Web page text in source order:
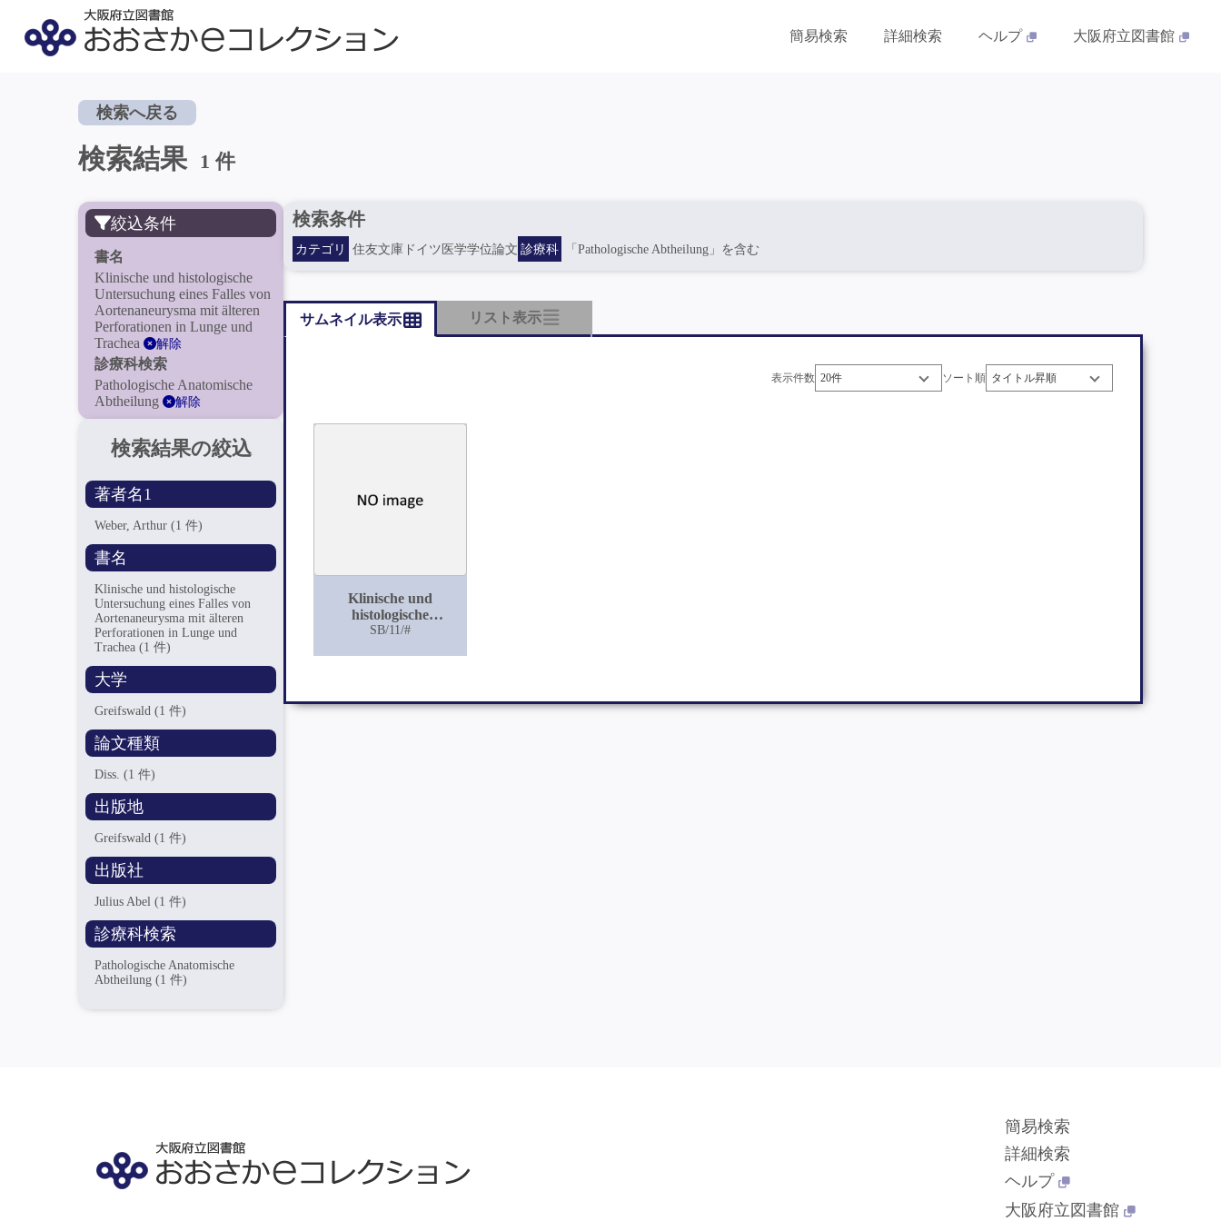
簡易検索 詳細検索 ヘルプ 大阪府立図書館
検索へ戻る
検索結果 1 件
絞込条件
書名
Klinische und histologische
Untersuchung eines Falles von
Aortenaneurysma mit älteren
Perforationen in Lunge und
Trachea
解除
診療科検索
Pathologische Anatomische
Abtheilung
解除
検索結果の絞込
著者名1
Weber, Arthur(1 件)
書名
Klinische und histologische
Untersuchung eines Falles von
Aortenaneurysma mit älteren
Perforationen in Lunge und
Trachea(1 件)
大学
Greifswald(1 件)
論文種類
Diss.(1 件)
出版地
Greifswald(1 件)
出版社
Julius Abel(1 件)
診療科検索
Pathologische Anatomische
Abtheilung(1 件)
検索条件
カテゴリ 住友文庫ドイツ医学学位論文 診療科 「Pathologische Abtheilung」を含む
サムネイル表示 リスト表示
表示件数 ソート順
Klinische und
histologische
Untersuchung eines
SB/11/#
簡易検索
詳細検索
ヘルプ
大阪府立図書館